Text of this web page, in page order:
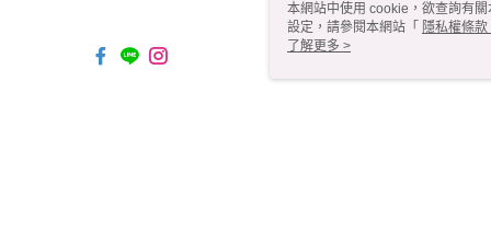
本網站中使用 cookie，欲查詢有
設定，請參閱本網站「 隱私權條款
使用 cookie。
了解更多 >